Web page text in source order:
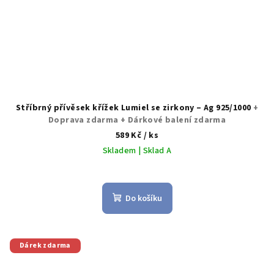
Stříbrný přívěsek křížek Lumiel se zirkony – Ag 925/1000 +
Doprava zdarma + Dárkové balení zdarma
589 Kč / ks
Skladem | Sklad A
Do košíku
Dárek zdarma